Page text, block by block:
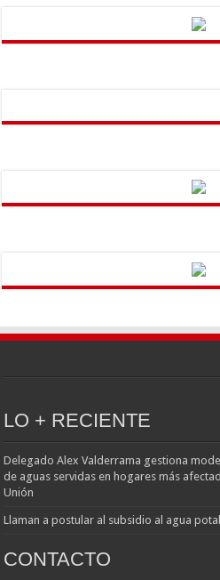
LO + RECIENTE
Delegado Alex Valderrama gestiona
de aguas servidas en hogares más
Unión
Llaman a postular al subsidio al agua
CONTACTO